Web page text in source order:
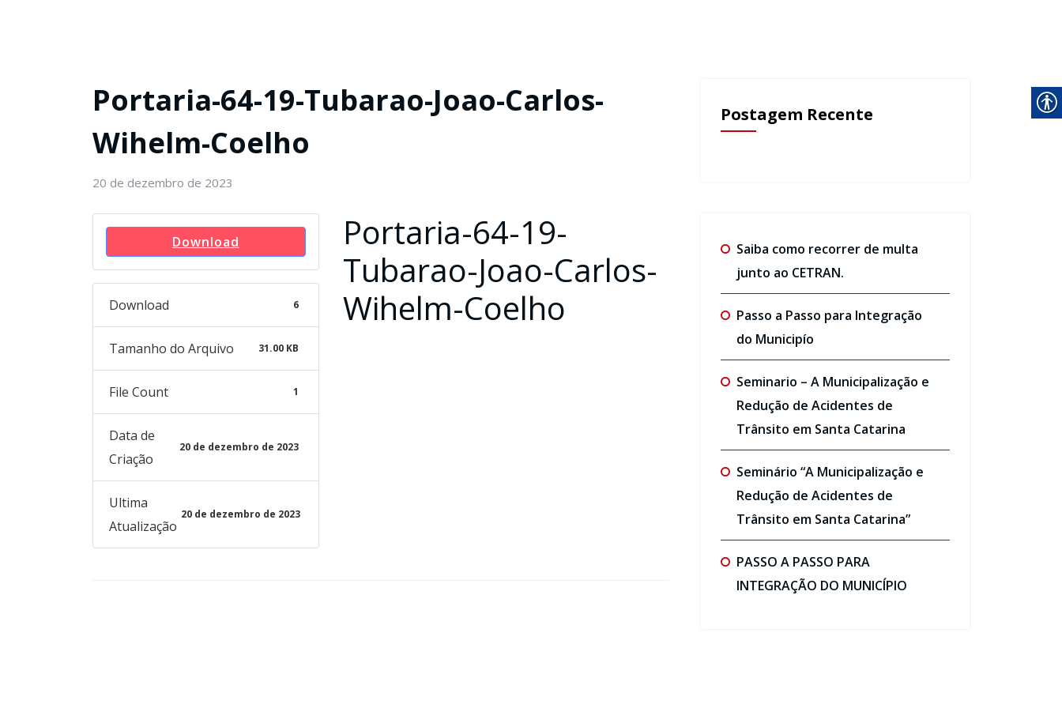
Portaria-64-19-Tubarao-Joao-Carlos-
Wihelm-Coelho
20 de dezembro de 2023
Download
Download 6
Tamanho do Arquivo 31.00 KB
File Count 1
Data de
Criação
20 de dezembro de 2023
Ultima
Atualização
20 de dezembro de 2023
Portaria-64-19-
Tubarao-Joao-Carlos-
Wihelm-Coelho
Postagem Recente
Saiba como recorrer de multa
junto ao CETRAN.
Passo a Passo para Integração
do Municipío
Seminario – A Municipalização e
Redução de Acidentes de
Trânsito em Santa Catarina
Seminário “A Municipalização e
Redução de Acidentes de
Trânsito em Santa Catarina”
PASSO A PASSO PARA
INTEGRAÇÃO DO MUNICÍPIO